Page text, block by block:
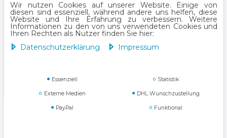
Wir nutzen Cookies auf unserer Website. Einige von
diesen sind essenziell, während andere uns helfen, diese
Website und Ihre Erfahrung zu verbessern. Weitere
Informationen zu den von uns verwendeten Cookies und
Ihren Rechten als Nutzer finden Sie hier:
Daten­schutz­erklärung
Impressum
Essenziell Statistik
Externe Medien DHL Wunschzustellung
PayPal Funktional